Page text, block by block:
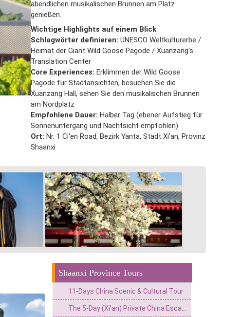
abendlichen musikalischen Brunnen am Platz
genießen.
Wichtige Highlights auf einem Blick
Schlagwörter definieren: UNESCO Weltkulturerbe /
Heimat der Giant Wild Goose Pagode / Xuanzang's
Translation Center
Core Experiences: Erklimmen der Wild Goose
Pagode für Stadtansichten, besuchen Sie die
Xuanzang Hall, sehen Sie den musikalischen Brunnen
am Nordplatz
Empfohlene Dauer: Halber Tag (ebener Aufstieg für
Sonnenuntergang und Nachtsicht empfohlen)
Ort: Nr. 1 Ci'en Road, Bezirk Yanta, Stadt Xi'an, Provinz
Shaanxi
Shaanxi Province Tours
11-Days China Scenic & Cultural Tour